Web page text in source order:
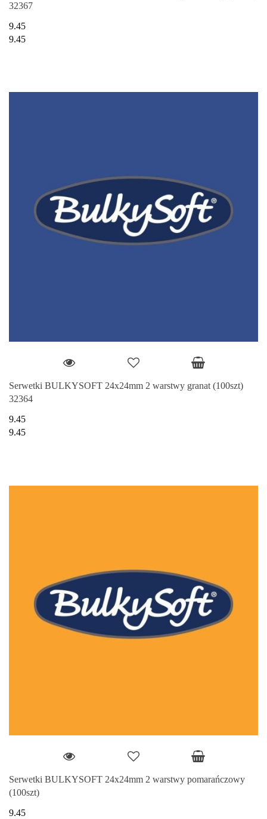
32367
9.45
9.45
Serwetki BULKYSOFT 24x24mm 2 warstwy granat (100szt)
32364
9.45
9.45
Serwetki BULKYSOFT 24x24mm 2 warstwy pomarańczowy
(100szt)
9.45